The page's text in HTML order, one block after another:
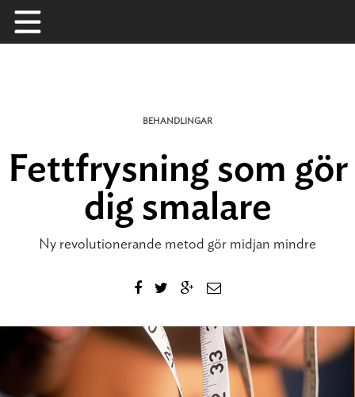
Skip
to
BEHANDLINGAR
Fettfrysning som gör
dig smalare
Ny revolutionerande metod gör midjan mindre